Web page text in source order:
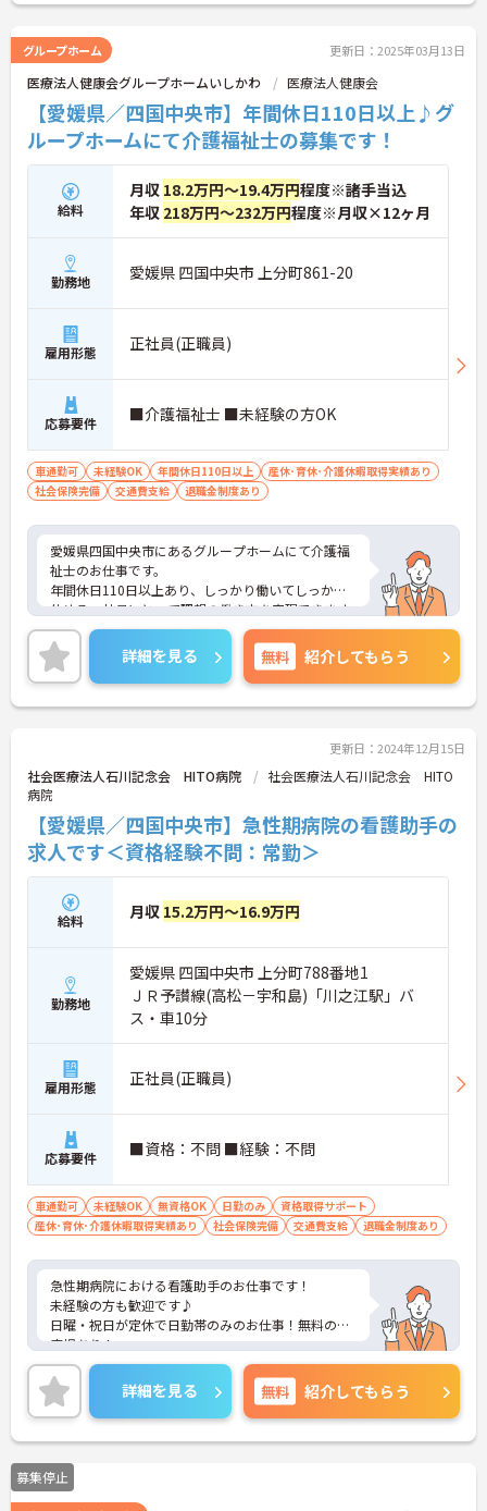
グループホーム 更新日：2025年03月13日
医療法人健康会グループホームいしかわ 医療法人健康会
【愛媛県／四国中央市】年間休日110日以上♪グ
ループホームにて介護福祉士の募集です！
給料
月収 18.2万円～19.4万円程度※諸手当込
年収 218万円～232万円程度※月収×12ヶ月
勤務地 愛媛県 四国中央市 上分町861-20
雇用形態 正社員(正職員)
応募要件 ■介護福祉士 ■未経験の方OK
車通勤可 未経験OK 年間休日110日以上
産休･育休･介護休暇取得実績あり
社会保険完備
交通費支給 退職金制度あり
愛媛県四国中央市にあるグループホームにて介護福
祉士のお仕事です。
年間休日110日以上あり、しっかり働いてしっかり
休める、社員にとって理想の働き方を実現できます
♪
ご興味ある方には、面接対策ポイントなど、さらに
詳細をお話しいたしますのでお気軽にご相談くださ
い。
詳細を見る 無料 紹介してもらう
更新日：2024年12月15日
社会医療法人石川記念会 HITO病院
社会医療法人石川記念会 HITO
病院
【愛媛県／四国中央市】急性期病院の看護助手の
求人です＜資格経験不問：常勤＞
給料 月収 15.2万円～16.9万円
勤務地
愛媛県 四国中央市 上分町788番地1
ＪＲ予讃線(高松－宇和島)「川之江駅」バ
ス・車10分
雇用形態 正社員(正職員)
応募要件 ■資格：不問 ■経験：不問
車通勤可 未経験OK 無資格OK 日勤のみ
資格取得サポート
産休･育休･介護休暇取得実績あり
社会保険完備 交通費支給 退職金制度あり
急性期病院における看護助手のお仕事です！
未経験の方も歓迎です♪
日曜・祝日が定休で日勤帯のみのお仕事！無料の駐
車場あり！
託児所を完備しているので子育て中の方も安心して
お仕事を始められます。
ご興味ある方には、面接のポイントなど、さらに詳
細をお話致しますのでお気軽にご相談ください。
詳細を見る 無料 紹介してもらう
募集停止